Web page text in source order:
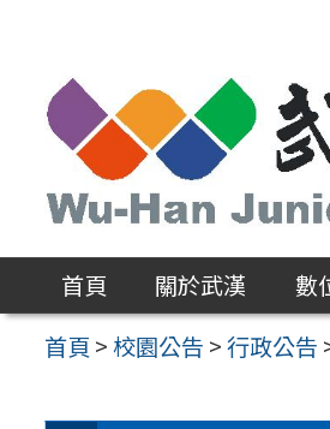
區
首頁 關於武漢 數
首頁 >校園公告 >行政公告